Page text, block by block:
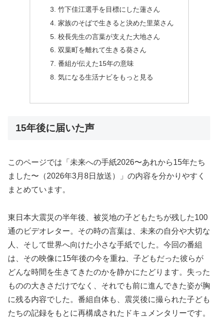
竹下佳江選手を目標にした蓮さん
家族のそばで生きると決めた里菜さん
校長先生の言葉が支えた大地さん
双葉町を離れて生きる葵さん
番組が伝えた15年の意味
気になる生活ナビをもっと見る
15年後に届いた声
このページでは「未来への手紙2026〜あれから15年たち
ました〜（2026年3月8日放送）」の内容を分かりやすく
まとめています。
東日本大震災の半年後、被災地の子どもたちが残した100
通のビデオレター。その時の言葉は、未来の自分や大切な
人、そして世界へ向けた小さな手紙でした。今回の番組
は、その映像に15年後の今を重ね、子どもだった彼らが
どんな時間を生きてきたのかを静かにたどります。失った
ものの大きさだけでなく、それでも前に進んできた姿が胸
に残る内容でした。番組自体も、震災後に撮られた子ども
たちの記録をもとに再構成されたドキュメンタリーです。